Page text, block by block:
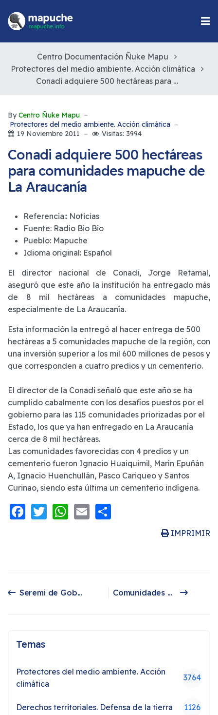
Centro Documentación Ñuke Mapu
Protectores del medio ambiente. Acción climática
Conadi adquiere 500 hectáreas para comunidades mapuche de La Araucanía
By Centro Ñuke Mapu
Protectores del medio ambiente. Acción climática
19 Noviembre 2011
Visitas: 3994
Conadi adquiere 500 hectáreas
para comunidades mapuche de
La Araucanía
Referencia:: Noticias
Fuente: Radio Bio Bio
Pueblo: Mapuche
Idioma original: Español
El director nacional de Conadi, Jorge Retamal,
aseguró que este año la institución ha entregado más
de 8 mil hectáreas a comunidades mapuche,
especialmente de La Araucanía.
Esta información la entregó al hacer entrega de 500
hectáreas a 5 comunidades mapuche de la región, con
una inversión superior a los mil 600 millones de pesos y
que corresponden a cuatro predios y un cementerio.
El director de la Conadi señaló que este año se ha
cumplido cabalmente con los desafíos puestos por el
gobierno para las 115 comunidades priorizadas por el
Estado, los que ya han entregado en La Araucanía
cerca de 8 mil hectáreas.
Las comunidades favorecidas con 4 predios y un
cementerio fueron Ignacio Huaiquimil, Marín Epuñán
A, Ignacio Huenchullán, Pasco Cariqueo y Santos
Curinao, siendo esta última un cementerio indígena.
Facebook
Twitter
WhatsApp
Email
IMPRIMIR
Seremi de Gobierno del Bío-Bío manifiesta preocupación ante posible rearticulación de la CAM
Artículo siguiente: Comunidades mapuche interponen un recurso de protección contra una eléctrica en Cunco
Comunidades mapuche interponen un recurso de protección contra una eléctrica en Cunco
Temas
Protectores del medio ambiente. Acción
climática
3764
Derechos territoriales. Defensa de la tierra 1126